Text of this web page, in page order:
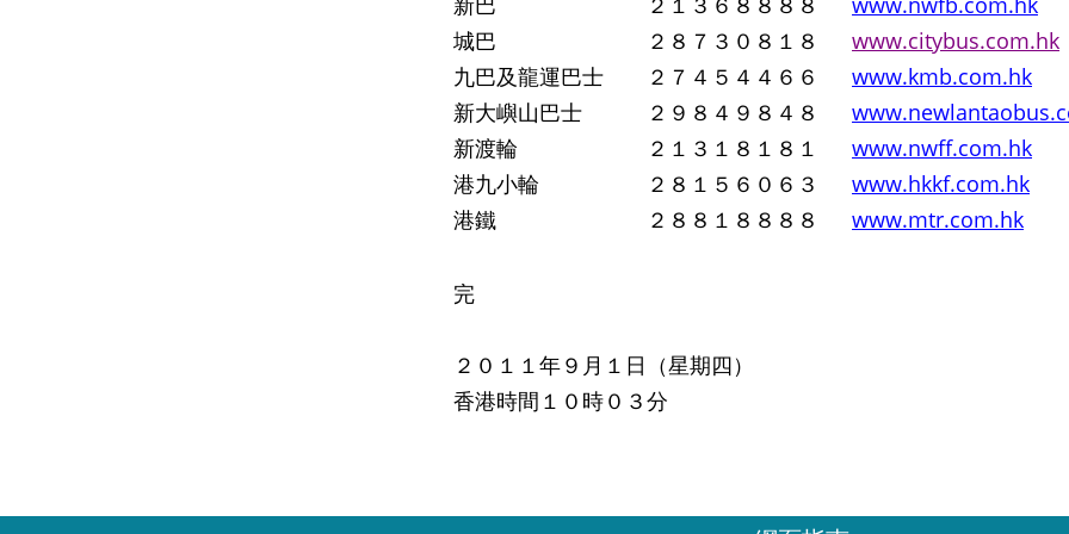
城巴 ２８７３０８１８ www.citybus.com.hk
九巴及龍運巴士 ２７４５４４６６ www.kmb.com.hk
新大嶼山巴士 ２９８４９８４８
新渡輪 ２１３１８１８１ www.nwff.com.hk
港九小輪 ２８１５６０６３ www.hkkf.com.hk
港鐵 ２８８１８８８８ www.mtr.com.hk
完
２０１１年９月１日（星期四）
香港時間１０時０３分